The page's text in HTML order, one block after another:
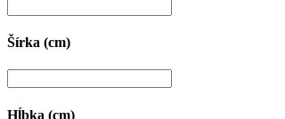
Šírka (cm)
Hĺbka (cm)